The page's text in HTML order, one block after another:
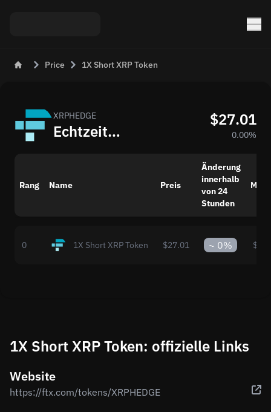
Price 1X Short XRP Token
XRPHEDGE
Echtzeitpreis von 1X Short XRP Token (XRPHEDGE)
$27.01
0.00%
Rang Name Preis
Änderung
innerhalb
von 24
Stunden
0 1X Short XRP Token $27.01 ~ 0%
1X Short XRP Token: offizielle Links
Website
https://ftx.com/tokens/XRPHEDGE